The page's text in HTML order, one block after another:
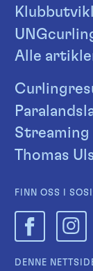
Alle
Streaming
Thomas
FINN OSS I
DENNE